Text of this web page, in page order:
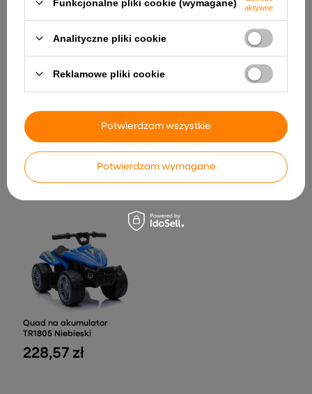
Mówiące Edukacyjne
Zdalnie Sterowane
Przewrotne Autko Salto
Język Polski Clementoni
50936
115,29 zł
Gokart Na Akumulator
1 097,48 zł
Quad na akumulator
TR1805 Niebieski
228,57 zł
Funkcjonalne pliki cookie (wymagane)
aktywne
Analityczne pliki cookie
Reklamowe pliki cookie
Potwierdzam wymagane
Potwierdzam wszystkie